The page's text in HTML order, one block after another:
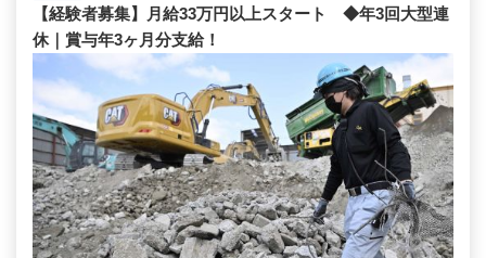
【経験者募集】月給33万円以上スタート ◆年3回大型連
休｜賞与年3ヶ月分支給！